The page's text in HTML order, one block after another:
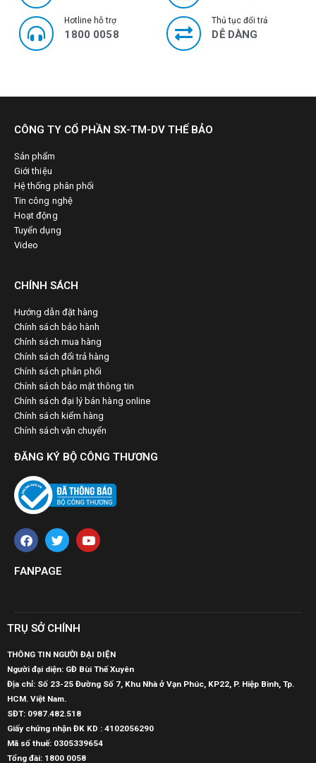
Hotline hỗ trợ
1800 0058
Thủ tục đổi trả
DỄ DÀNG
CÔNG TY CỔ PHẦN SX-TM-DV THẾ BẢO
Sản phẩm
Giới thiệu
Hệ thống phân phối
Tin công nghệ
Hoạt động
Tuyển dụng
Video
CHÍNH SÁCH
Hướng dẫn đặt hàng
Chính sách bảo hành
Chính sách mua hàng
Chính sách đổi trả hàng
Chính sách phân phối
Chính sách bảo mật thông tin
Chính sách đại lý bán hàng online
Chính sách kiểm hàng
Chính sách vận chuyển
ĐĂNG KÝ BỘ CÔNG THƯƠNG
FANPAGE
TRỤ SỞ CHÍNH
THÔNG TIN NGƯỜI ĐẠI DIỆN
Người đại diện: GĐ Bùi Thế Xuyên
Địa chỉ: Số 23-25 Đường Số 7, Khu Nhà ở Vạn Phúc, KP22, P. Hiệp Bình, Tp.
HCM. Việt Nam.
SĐT: 0987.482.518
Giấy chứng nhận ĐK KD : 4102056290
Mã số thuế: 0305339654
Tổng đài: 1800 0058